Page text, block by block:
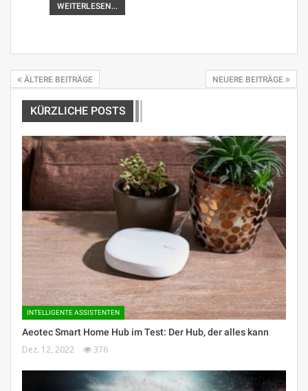
WEITERLESEN...
ÄLTERE BEITRÄGE NEUERE BEITRÄGE
KÜRZLICHE POSTS
INTELLIGENTE ASSISTENTEN
Aeotec Smart Home Hub im Test: Der Hub, der alles kann
Dez. 12, 2022 376